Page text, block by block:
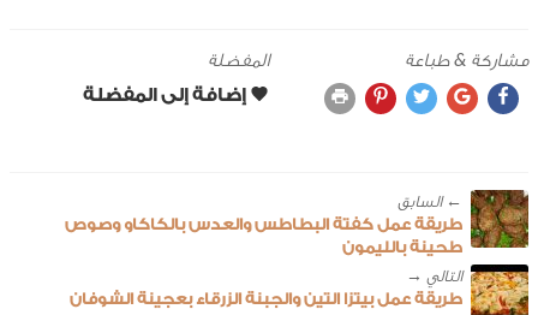
مشاركة & طباعة المفضلة
← ‎السابق
طريقة عمل كفتة البطاطس والعدس بالكاكاو وصوص
طحينة بالليمون
طريقة عمل بيتزا التين والجبنة الزرقاء بعجينة الشوفان